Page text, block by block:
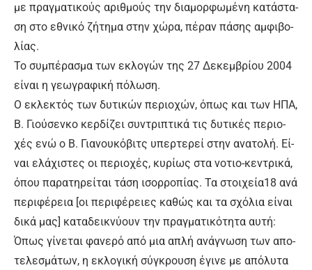
με πραγ­μα­τι­κούς α­ριθ­μούς την δια­μορ­φω­μέ­νη κα­τά­στα­
ση στο ε­θνι­κό ζή­τη­μα στην χώ­ρα, πέ­ραν πά­σης αμ­φι­βο­
λί­ας.
Το συ­μπέ­ρα­σμα των ε­κλο­γών της 27 Δε­κεμ­βρί­ου 2004
εί­ναι η γε­ω­γρα­φι­κή πό­λω­ση.
Ο ε­κλε­κτός των δυ­τι­κών πε­ριο­χών, ό­πως και των Η­ΠΑ,
Β. Γιού­σεν­κο κερ­δί­ζει συ­ντρι­πτι­κά τις δυ­τι­κές πε­ριο­
χές ε­νώ ο Β. Για­νου­κό­βιτ­ς υ­περ­τε­ρεί στην α­να­το­λή. Εί­
ναι ε­λά­χι­στες οι πε­ριο­χές, κυ­ρί­ως στα νο­τιο-κε­ντρι­κά,
ό­που πα­ρα­τη­ρεί­ται τά­ση ι­σορ­ρο­πί­ας. Τα στοι­χεί­α18 α­νά
πε­ρι­φέ­ρεια [οι πε­ρι­φέ­ρειες κα­θώς και τα σχό­λια εί­ναι
δι­κά μας] κα­τα­δει­κνύ­ουν την πραγ­μα­τι­κό­τη­τα αυ­τή:
Ό­πως γί­νε­ται φα­νε­ρό α­πό μια α­πλή α­νά­γνω­ση των α­πο­
τε­λε­σμά­των, η ε­κλο­γι­κή σύ­γκρου­ση έ­γι­νε με α­πό­λυ­τα